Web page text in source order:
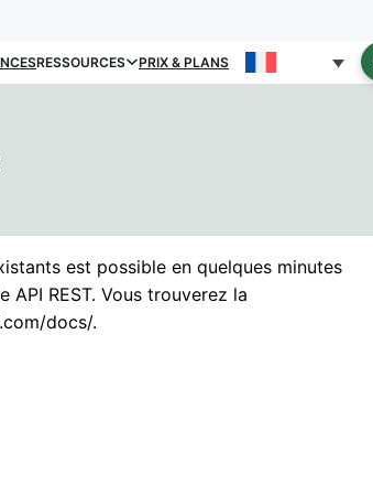
RESSOURCES PRIX & PLANS
est possible en quelques minutes
API REST. Vous trouverez la
docs/.